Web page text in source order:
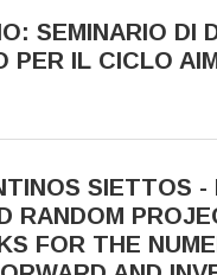
SEMINARIO DI
PER IL CICLO
SIETTOS -
RANDOM
FOR THE